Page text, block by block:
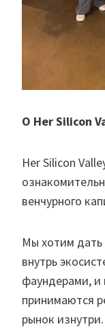
О Her Silicon
Her Silicon
венчурного
Мы хотим
внутрь
фаундерами, и
принимаются
рынок изнутри.